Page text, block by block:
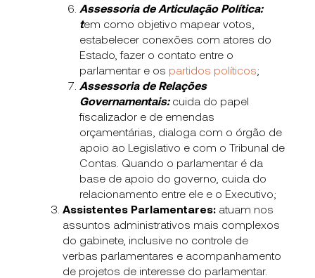
Assessoria de Articulação Política:
tem como objetivo mapear votos,
estabelecer conexões com atores do
Estado, fazer o contato entre o
parlamentar e os partidos políticos;
Assessoria de Relações
Governamentais:cuida do papel
fiscalizador e de emendas
orçamentárias, dialoga com o órgão de
apoio ao Legislativo e com o Tribunal de
Contas. Quando o parlamentar é da
base de apoio do governo, cuida do
relacionamento entre ele e o Executivo;
Assistentes Parlamentares: atuam nos
assuntos administrativos mais complexos
do gabinete, inclusive no controle de
verbas parlamentares e acompanhamento
de projetos de interesse do parlamentar.